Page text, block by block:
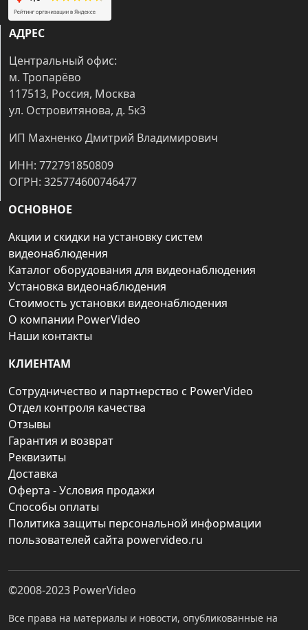
АДРЕС
Центральный офис:
м. Тропарёво
117513, Россия, Москва
ул. Островитянова, д. 5к3
ИП Махненко Дмитрий Владимирович
ИНН: 772791850809
ОГРН: 325774600746477
ОСНОВНОЕ
Акции и скидки на установку систем
видеонаблюдения
Каталог оборудования для видеонаблюдения
Установка видеонаблюдения
Стоимость установки видеонаблюдения
О компании PowerVideo
Наши контакты
КЛИЕНТАМ
Сотрудничество и партнерство с PowerVideo
Отдел контроля качества
Отзывы
Гарантия и возврат
Реквизиты
Доставка
Оферта - Условия продажи
Способы оплаты
Политика защиты персональной информации
пользователей сайта powervideo.ru
©2008-2023 PowerVideo
Все права на материалы и новости, опубликованные на